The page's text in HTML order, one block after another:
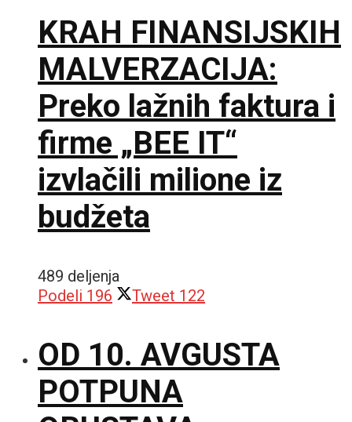
KRAH FINANSIJSKIH
MALVERZACIJA:
Preko lažnih faktura i
firme „BEE IT“
izvlačili milione iz
budžeta
489 deljenja
Podeli 196 Tweet 122
OD 10. AVGUSTA
POTPUNA